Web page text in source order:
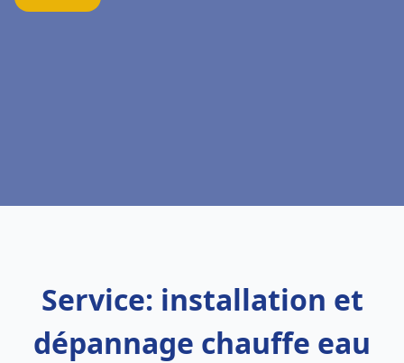
Service: installation et
dépannage chauffe eau